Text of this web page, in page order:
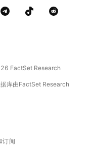
FactSet Research
库由FactSet Research
订阅